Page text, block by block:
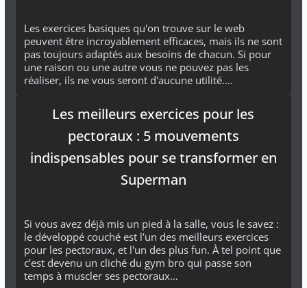
Les exercices basiques qu'on trouve sur le web
peuvent être incroyablement efficaces, mais ils ne sont
pas toujours adaptés aux besoins de chacun. Si pour
une raison ou une autre vous ne pouvez pas les
réaliser, ils ne vous seront d'aucune utilité.…
Les meilleurs exercices pour les
pectoraux : 5 mouvements
indispensables pour se transformer en
Superman
Si vous avez déjà mis un pied à la salle, vous le savez :
le développé couché est l'un des meilleurs exercices
pour les pectoraux, et l'un des plus fun. À tel point que
c’est devenu un cliché du gym bro qui passe son
temps à muscler ses pectoraux…